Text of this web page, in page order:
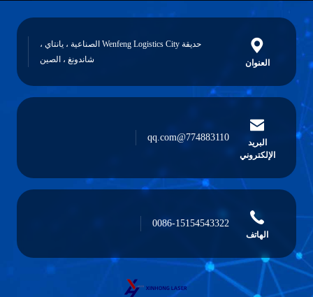
العنوان
حديقة Wenfeng Logistics City الصناعية ، يانتاي ،
شاندونغ ، الصين
البريد
الإلكتروني
774883110@qq.com
الهاتف
0086-15154543322